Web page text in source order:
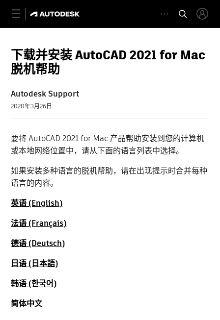
下载并安装 AutoCAD 2021 for Mac
脱机帮助
Autodesk Support
2020年3月26日
要将 AutoCAD 2021 for Mac 产品帮助安装到您的计算机
或本地网络位置中，请从下面的语言列表中选择。
如果安装多种语言的脱机帮助，请在出现提示时合并每种
语言的内容。
英语 (English)
法语 (Français)
德语 (Deutsch)
日语 (日本語)
韩语 (한국어)
简体中文